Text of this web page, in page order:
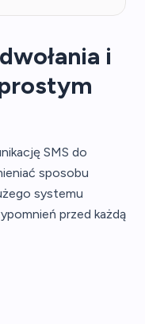
i
SMS do
sposobu
systemu
przed każdą